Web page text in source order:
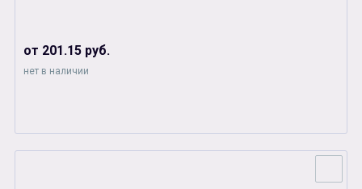
от 201.15 руб.
нет в наличии